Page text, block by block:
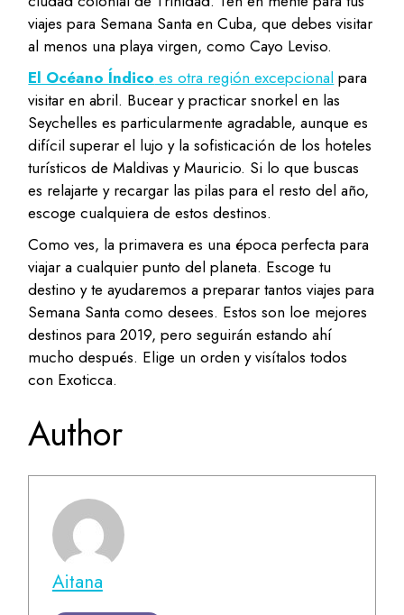
viajes para Semana Santa en Cuba, que debes visitar
al menos una playa virgen, como Cayo Leviso.
El Océano Índico es otra región excepcional para
visitar en abril. Bucear y practicar snorkel en las
Seychelles es particularmente agradable, aunque es
difícil superar el lujo y la sofisticación de los hoteles
turísticos de Maldivas y Mauricio. Si lo que buscas
es relajarte y recargar las pilas para el resto del año,
escoge cualquiera de estos destinos.
Como ves, la primavera es una época perfecta para
viajar a cualquier punto del planeta. Escoge tu
destino y te ayudaremos a preparar tantos viajes para
Semana Santa como desees. Estos son loe mejores
destinos para 2019, pero seguirán estando ahí
mucho después. Elige un orden y visítalos todos
con Exoticca.
Author
Aitana